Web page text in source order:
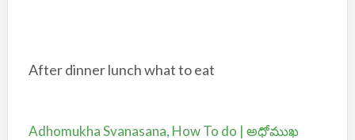
After dinner lunch what to eat
Adhomukha Svanasana, How To do | అధోముఖ